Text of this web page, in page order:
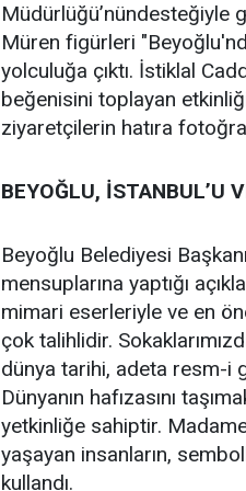
Müdürlüğü’nündesteğiyle
Müren figürleri
yolculuğa çıktı. İstiklal
beğenisini toplayan
ziyaretçilerin hatıra
BEYOĞLU, İSTANBUL’U
Beyoğlu Belediyesi
mensuplarına yaptığı
mimari eserleriyle ve en
çok talihlidir.
dünya tarihi, adeta resm-i
Dünyanın hafızasını
yetkinliğe sahiptir.
yaşayan insanların,
kullandı.